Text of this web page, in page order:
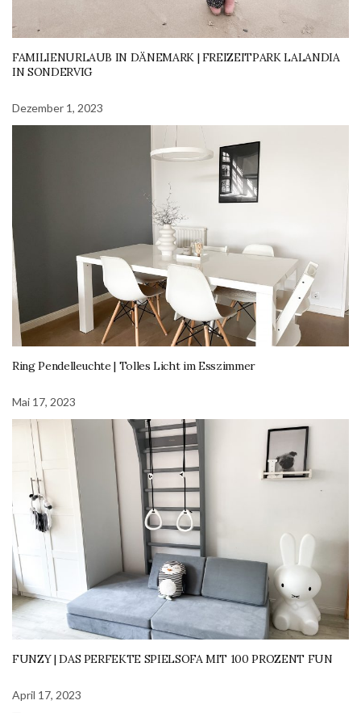
FAMILIENURLAUB IN DÄNEMARK | FREIZEITPARK LALANDIA
IN SONDERVIG
Dezember 1, 2023
Ring Pendelleuchte | Tolles Licht im Esszimmer
Mai 17, 2023
FUNZY | DAS PERFEKTE SPIELSOFA MIT 100 PROZENT FUN
April 17, 2023